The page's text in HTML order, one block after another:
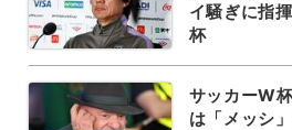
イ騒ぎに指
杯
サッカーW
は「メッシ